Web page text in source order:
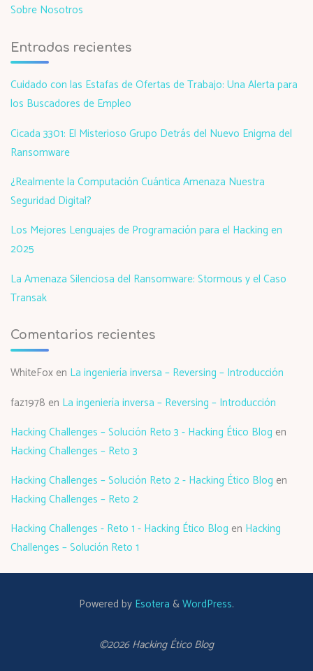
Sobre Nosotros
Entradas recientes
Cuidado con las Estafas de Ofertas de Trabajo: Una Alerta para
los Buscadores de Empleo
Cicada 3301: El Misterioso Grupo Detrás del Nuevo Enigma del
Ransomware
¿Realmente la Computación Cuántica Amenaza Nuestra
Seguridad Digital?
Los Mejores Lenguajes de Programación para el Hacking en
2025
La Amenaza Silenciosa del Ransomware: Stormous y el Caso
Transak
Comentarios recientes
WhiteFox en La ingeniería inversa – Reversing – Introducción
faz1978 en La ingeniería inversa – Reversing – Introducción
Hacking Challenges – Solución Reto 3 - Hacking Ético Blog en
Hacking Challenges – Reto 3
Hacking Challenges – Solución Reto 2 - Hacking Ético Blog en
Hacking Challenges – Reto 2
Hacking Challenges - Reto 1 - Hacking Ético Blog en Hacking
Challenges – Solución Reto 1
Powered by Esotera &WordPress.
©2026 Hacking Ético Blog